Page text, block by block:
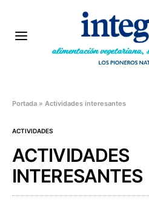
Portada »Actividades interesantes
ACTIVIDADES
ACTIVIDADES
INTERESANTES